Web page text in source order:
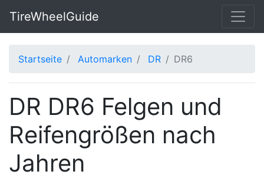
TireWheelGuide
Startseite Automarken DR DR6
DR DR6 Felgen und
Reifengrößen nach
Jahren